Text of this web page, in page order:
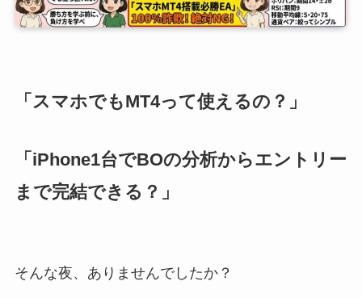
「スマホでもMT4って使えるの？」
「iPhone1台でBOの分析からエントリー
まで完結できる？」
そんな夜、ありませんでしたか？